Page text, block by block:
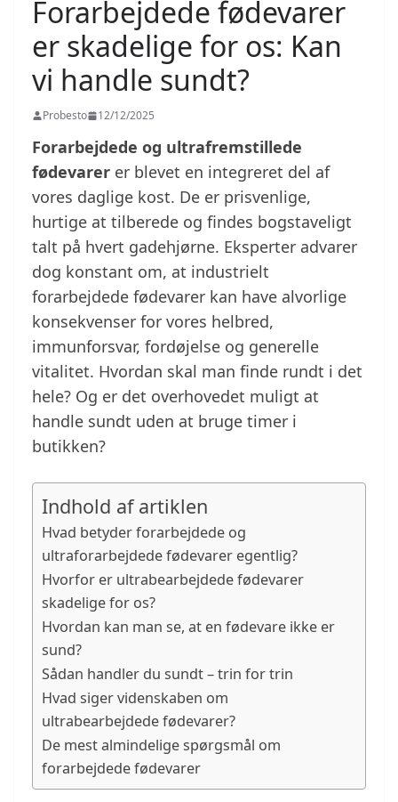
Forarbejdede fødevarer
er skadelige for os: Kan
vi handle sundt?
Probesto 12/12/2025
Forarbejdede og ultrafremstillede
fødevarer er blevet en integreret del af
vores daglige kost. De er prisvenlige,
hurtige at tilberede og findes bogstaveligt
talt på hvert gadehjørne. Eksperter advarer
dog konstant om, at industrielt
forarbejdede fødevarer kan have alvorlige
konsekvenser for vores helbred,
immunforsvar, fordøjelse og generelle
vitalitet. Hvordan skal man finde rundt i det
hele? Og er det overhovedet muligt at
handle sundt uden at bruge timer i
butikken?
Indhold af artiklen
Hvad betyder forarbejdede og
ultraforarbejdede fødevarer egentlig?
Hvorfor er ultrabearbejdede fødevarer
skadelige for os?
Hvordan kan man se, at en fødevare ikke er
sund?
Sådan handler du sundt – trin for trin
Hvad siger videnskaben om
ultrabearbejdede fødevarer?
De mest almindelige spørgsmål om
forarbejdede fødevarer